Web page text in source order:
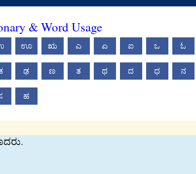
& Word Usage
ಊ ಋ ಎ ಏ ಐ ಒ ಓ
ಢ ಣ ತ ಥ ದ ಧ ನ
ಹ